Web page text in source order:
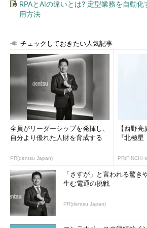
しかし、プラットフォームとして提供さ
御の仕組みを、企業向けアプリケーション
コンセンサスアルゴリズム
コンセンサスアルゴリズムについて考え
Ethereumの「Proof of Work
」は、パブリ
ものの、企業向けスマートコントラクトの
ズムが必要になります。例えば、より軽量
いアルゴリズムや、合意形成にアプリケー
映させたアルゴリズムが必要になるでしょ
ルゴリズムを採用するには、Ethereumを
運用
企業向けスマートコントラクトでは、運
す。Ethereumのコントラクトコードはネ
されると「変更できないもの」となります
RPAとAIの違いとは? 定型業務を自動
用方法
チェックしておきたい人気記事
全員がリーダーシップを発揮し、
自分より優れた人財を育成する
PR(dentsu Japan)
【西野
『北極
PR(FINCHI
「さすが」と言われる驚き
生む電通の挑戦
PR(dentsu Japan)